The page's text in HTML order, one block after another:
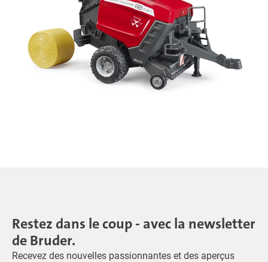
Restez dans le coup - avec la newsletter
de Bruder.
Recevez des nouvelles passionnantes et des aperçus